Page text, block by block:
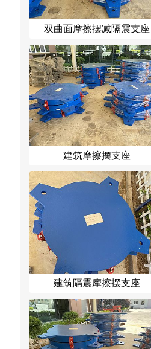
双曲面摩擦摆减隔震支座
建筑摩擦摆支座
建筑隔震摩擦摆支座